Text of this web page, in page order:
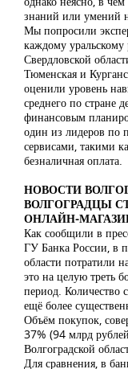
знаний или умений
Мы попросили
каждому
Свердловской
Тюменская и
оценили уровень
среднего по стране
финансовым
один из лидеров по
сервисами, такими
безналичная оплата.
НОВОСТИ
ВОЛГОГРАДЦЫ
ОНЛАЙН-
Как сообщили в
ГУ Банка России, в
области потратили
это на целую треть
период. Количество
ещё более
Объём покупок,
37% (94 млрд
Волгоградской
Для сравнения, в